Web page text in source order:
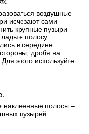
Излишек
и убирается
у вас получится
воздушные
исчезают сами
полосу
в середине
дробя на
этого используйте